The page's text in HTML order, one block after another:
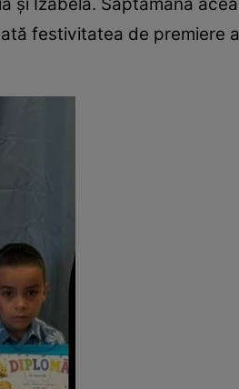
festivitatea de premiere